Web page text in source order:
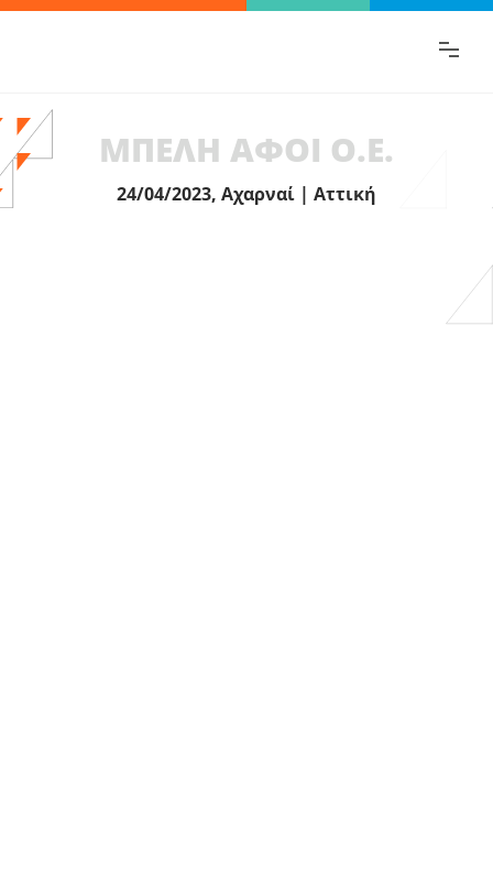
ΜΠΕΛΗ ΑΦΟΙ Ο.Ε.
24/04/2023, Αχαρναί | Αττική
Βρες γρήγορα την πληροφορία που